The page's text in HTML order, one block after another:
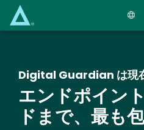
Digital Guardian は現
エンドポイン
ドまで、最も